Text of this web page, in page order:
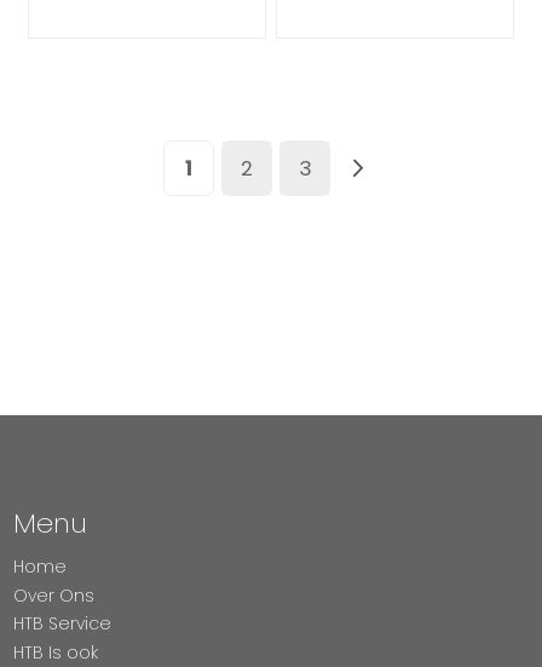
U lees momenteel pagina
1 Pagina
2 Pagina
3
Menu
Home
Over Ons
HTB Service
HTB Is ook